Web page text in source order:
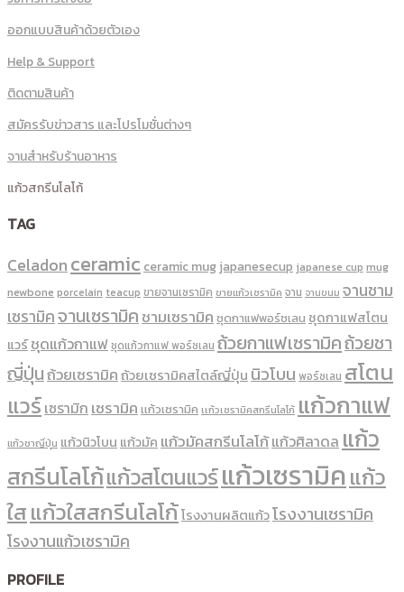
ออกแบบสินค้าด้วยตัวเอง
Help & Support
ติดตามสินค้า
สมัครรับข่าวสาร และโปรโมชั่นต่างๆ
จานสำหรับร้านอาหาร
แก้วสกรีนโลโก้
TAG
Celadonceramic ceramic mug japanesecup japanese cup mug
newbone porcelain teacup ขายจานเซรามิค ขายแก้วเซรามิค จาน จานขนม จานชาม
เซรามิคจานเซรามิคชามเซรามิค ชุดกาแฟพอร์ชเลน ชุดกาแฟสโตน
แวร์ชุดแก้วกาแฟชุดแก้วกาแฟ พอร์ซเลน ถ้วยกาแฟเซรามิคถ้วยชา
ญี่ปุ่นถ้วยเซรามิคถ้วยเซรามิคสไตล์ญี่ปุ่น นิวโบน พอร์ซเลน สโตน
แวร์เซรามิก เซรามิค เเก้วเซรามิค เเก้วเซรามิคสกรีนโลโก้ แก้วกาแฟ
แก้วชาญี่ปุ่น แก้วนิวโบน แก้วมัค แก้วมัคสกรีนโลโก้แก้วศิลาดล แก้ว
สกรีนโลโก้แก้วสโตนแวร์แก้วเซรามิคแก้ว
ใสแก้วใสสกรีนโลโก้โรงงานผลิตแก้วโรงงานเซรามิค
โรงงานแก้วเซรามิค
PROFILE